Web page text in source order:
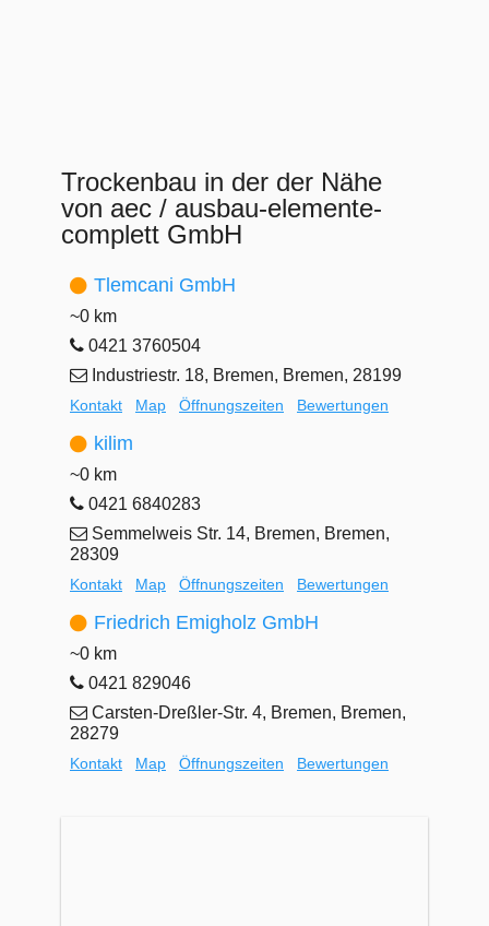
Trockenbau in der der Nähe
von aec / ausbau-elemente-
complett GmbH
Tlemcani GmbH
~0 km
0421 3760504
Industriestr. 18, Bremen, Bremen, 28199
Kontakt Map Öffnungszeiten Bewertungen
kilim
~0 km
0421 6840283
Semmelweis Str. 14, Bremen, Bremen,
28309
Kontakt Map Öffnungszeiten Bewertungen
Friedrich Emigholz GmbH
~0 km
0421 829046
Carsten-Dreßler-Str. 4, Bremen, Bremen,
28279
Kontakt Map Öffnungszeiten Bewertungen